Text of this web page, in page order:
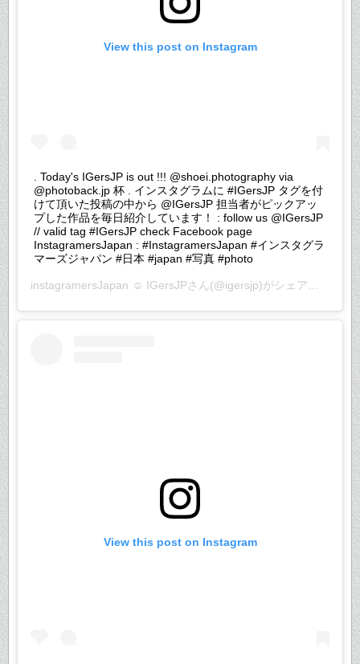
View this post on Instagram
. Today's IGersJP is out !!! @shoei.photography via
@photoback.jp 杯 . インスタグラムに #IGersJP タグを付
けて頂いた投稿の中から @IGersJP 担当者がピックアッ
プした作品を毎日紹介しています！ : follow us @IGersJP
// valid tag #IGersJP check Facebook page
InstagramersJapan : #InstagramersJapan #インスタグラ
マーズジャパン #日本 #japan #写真 #photo
instagramersJapan ☺︎ IGersJPさん(@igersjp)がシェアした投稿 –
View this post on Instagram